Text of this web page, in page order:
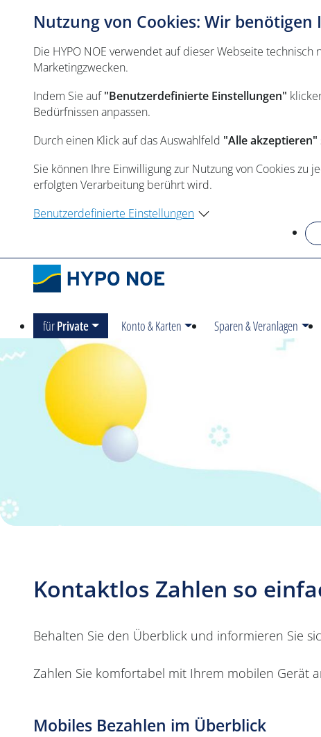
Nutzung von Cookies: Wir
Die HYPO NOE verwendet auf dieser Webseite
Marketingzwecken.
Indem Sie auf"Benutzerdefinierte Einstellungen"
Bedürfnissen anpassen.
Durch einen Klick auf das Auswahlfeld "Alle akzeptieren"
Sie können Ihre Einwilligung zur Nutzung von Cookies
erfolgten Verarbeitung berührt wird.
Benutzerdefinierte Einstellungen
fürPrivate Konto & Karten Sparen & Veranlagen
Kontaktlos Zahlen so
Behalten Sie den Überblick und informieren Sie
Zahlen Sie komfortabel mit Ihrem mobilen Gerät
Mobiles Bezahlen im Überblick